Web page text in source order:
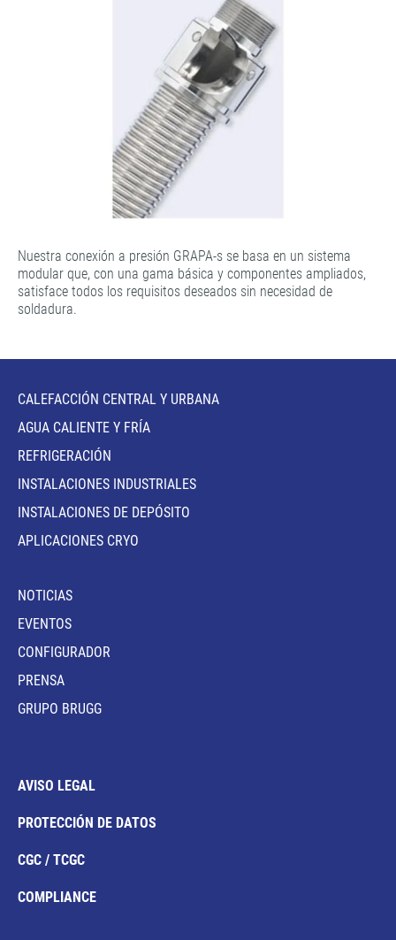
Nuestra conexión a presión GRAPA-s se basa en un sistema
modular que, con una gama básica y componentes ampliados,
satisface todos los requisitos deseados sin necesidad de
soldadura.
CALEFACCIÓN CENTRAL Y URBANA
AGUA CALIENTE Y FRÍA
REFRIGERACIÓN
INSTALACIONES INDUSTRIALES
INSTALACIONES DE DEPÓSITO
APLICACIONES CRYO
NOTICIAS
EVENTOS
CONFIGURADOR
PRENSA
GRUPO BRUGG
AVISO LEGAL
PROTECCIÓN DE DATOS
CGC / TCGC
COMPLIANCE